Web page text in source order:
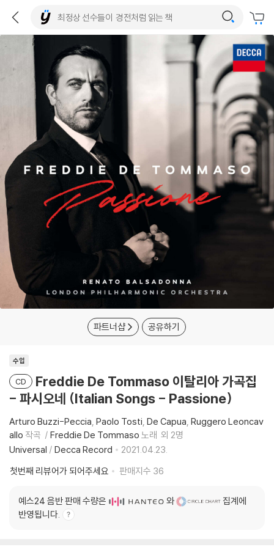
파트너샵 공유하기
수입
CD
Freddie De Tommaso 이탈리아 가곡집
- 파시오네 (Italian Songs - Passione)
Arturo Buzzi-Peccia Paolo Tosti De Capua Ruggero Leoncav
allo 작곡 Freddie De Tommaso 노래 외 2명
Universal / Decca Record
2021.04.23.
첫번째 리뷰어가 되어주세요
판매지수 36
예스24 음반 판매 수량은 와
집계에
반영됩니다.